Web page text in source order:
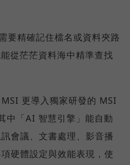
要精確記住檔名或資料夾路
從茫茫資料海中精準查找
更導入獨家研發的 MSI
中「AI 智慧引擎」能自動
會議、文書處理、影音播
硬體設定與效能表現，使